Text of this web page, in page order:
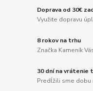
Doprava od 30€
Využite dopravu
8 rokov na trhu
Značka Kameník
30 dní na vrátenie
Predĺžili sme dobu